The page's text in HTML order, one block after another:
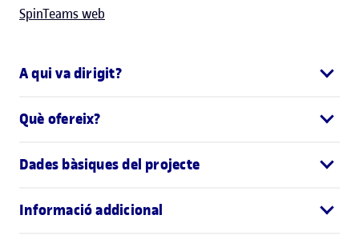
SpinTeams web
A qui va dirigit?
Què ofereix?
Dades bàsiques del projecte
Informació addicional